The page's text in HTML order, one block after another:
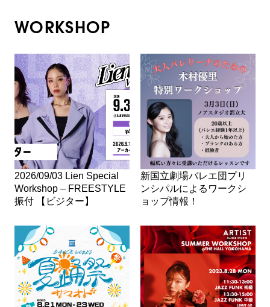
WORKSHOP
2026/09/03 Lien Special
Workshop – FREESTYLE
振付 【ビジター】
新国立劇場バレエ団プリ
ンシパルによるワークシ
ョップ情報！